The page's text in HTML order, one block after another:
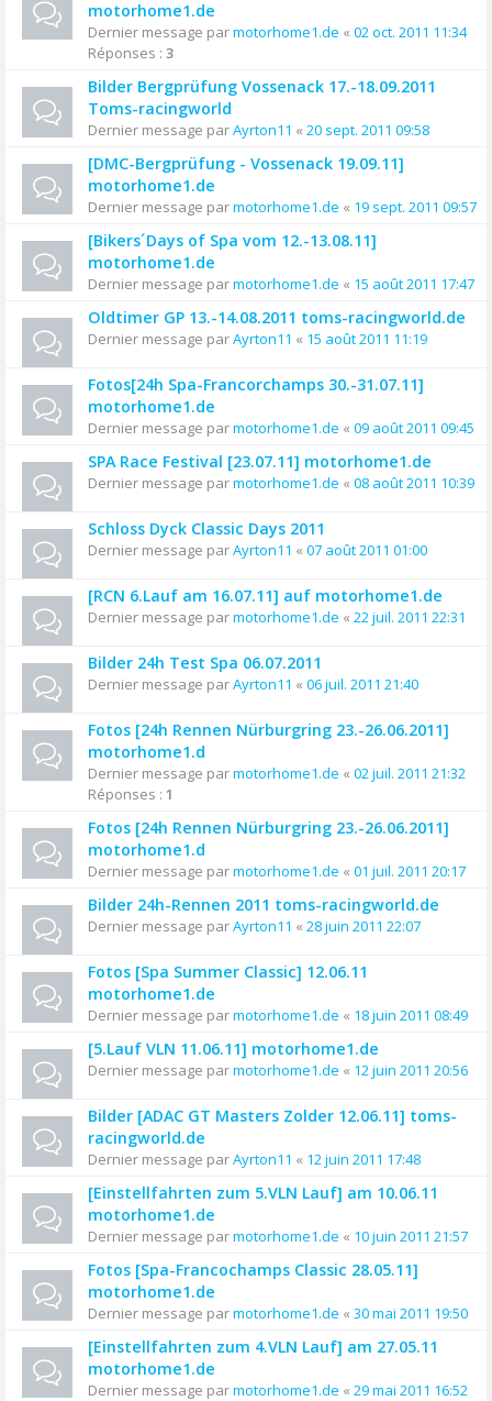
motorhome1.de
Dernier message parmotorhome1.de « 02 oct. 2011 11:34
Réponses : 3
Bilder Bergprüfung Vossenack 17.-18.09.2011
Toms-racingworld
Dernier message parAyrton11 « 20 sept. 2011 09:58
[DMC-Bergprüfung - Vossenack 19.09.11]
motorhome1.de
Dernier message parmotorhome1.de « 19 sept. 2011 09:57
[Bikers´Days of Spa vom 12.-13.08.11]
motorhome1.de
Dernier message parmotorhome1.de « 15 août 2011 17:47
Oldtimer GP 13.-14.08.2011 toms-racingworld.de
Dernier message parAyrton11 « 15 août 2011 11:19
Fotos[24h Spa-Francorchamps 30.-31.07.11]
motorhome1.de
Dernier message parmotorhome1.de « 09 août 2011 09:45
SPA Race Festival [23.07.11] motorhome1.de
Dernier message parmotorhome1.de « 08 août 2011 10:39
Schloss Dyck Classic Days 2011
Dernier message parAyrton11 « 07 août 2011 01:00
[RCN 6.Lauf am 16.07.11] auf motorhome1.de
Dernier message parmotorhome1.de « 22 juil. 2011 22:31
Bilder 24h Test Spa 06.07.2011
Dernier message parAyrton11 « 06 juil. 2011 21:40
Fotos [24h Rennen Nürburgring 23.-26.06.2011]
motorhome1.d
Dernier message parmotorhome1.de « 02 juil. 2011 21:32
Réponses : 1
Fotos [24h Rennen Nürburgring 23.-26.06.2011]
motorhome1.d
Dernier message parmotorhome1.de « 01 juil. 2011 20:17
Bilder 24h-Rennen 2011 toms-racingworld.de
Dernier message parAyrton11 « 28 juin 2011 22:07
Fotos [Spa Summer Classic] 12.06.11
motorhome1.de
Dernier message parmotorhome1.de « 18 juin 2011 08:49
[5.Lauf VLN 11.06.11] motorhome1.de
Dernier message parmotorhome1.de « 12 juin 2011 20:56
Bilder [ADAC GT Masters Zolder 12.06.11] toms-
racingworld.de
Dernier message parAyrton11 « 12 juin 2011 17:48
[Einstellfahrten zum 5.VLN Lauf] am 10.06.11
motorhome1.de
Dernier message parmotorhome1.de « 10 juin 2011 21:57
Fotos [Spa-Francochamps Classic 28.05.11]
motorhome1.de
Dernier message parmotorhome1.de « 30 mai 2011 19:50
[Einstellfahrten zum 4.VLN Lauf] am 27.05.11
motorhome1.de
Dernier message parmotorhome1.de « 29 mai 2011 16:52